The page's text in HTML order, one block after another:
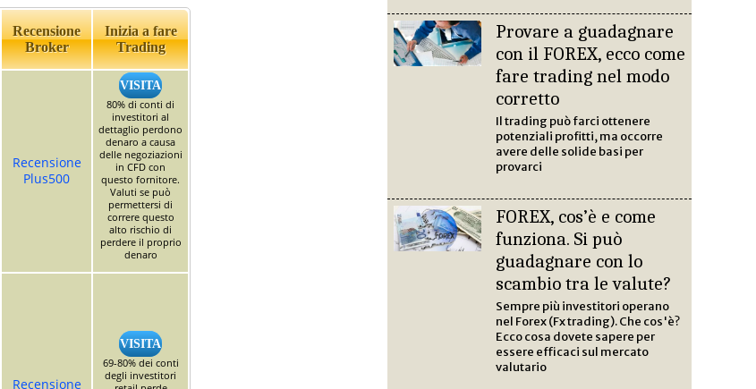
Recensione
Broker
Inizia a fare
Trading
Recensione
Plus500
VISITA
80% di conti di
investitori al
dettaglio perdono
denaro a causa
delle negoziazioni
in CFD con
questo fornitore.
Valuti se può
permettersi di
correre questo
alto rischio di
perdere il proprio
denaro
Recensione
VISITA
69-80% dei conti
degli investitori
Provare a guadagnare
con il FOREX, ecco come
fare trading nel modo
corretto
Il trading può farci ottenere
potenziali profitti, ma occorre
avere delle solide basi per
provarci
FOREX, cos’è e come
funziona. Si può
guadagnare con lo
scambio tra le valute?
Sempre più investitori operano
nel Forex (Fx trading). Che cos'è?
Ecco cosa dovete sapere per
essere efficaci sul mercato
valutario